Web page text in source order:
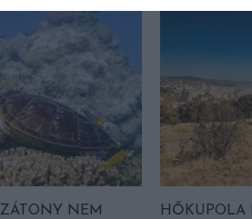
NEM
HŐKUPOLA